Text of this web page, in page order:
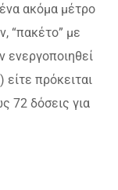
ακόμα μέτρο
“πακέτο” με
ενεργοποιηθεί
πρόκειται
72 δόσεις για